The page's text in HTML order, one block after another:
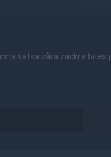
satsa våra vackra bites